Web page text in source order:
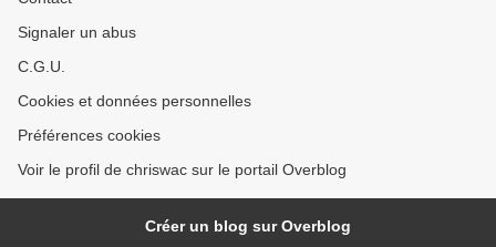
Signaler un abus
C.G.U.
Cookies et données personnelles
Préférences cookies
Voir le profil de chriswac sur le portail Overblog
Créer un blog sur Overblog